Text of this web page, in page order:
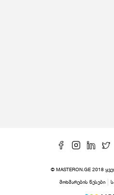
© MASTERON.GE 2018
მოხმარების წესები